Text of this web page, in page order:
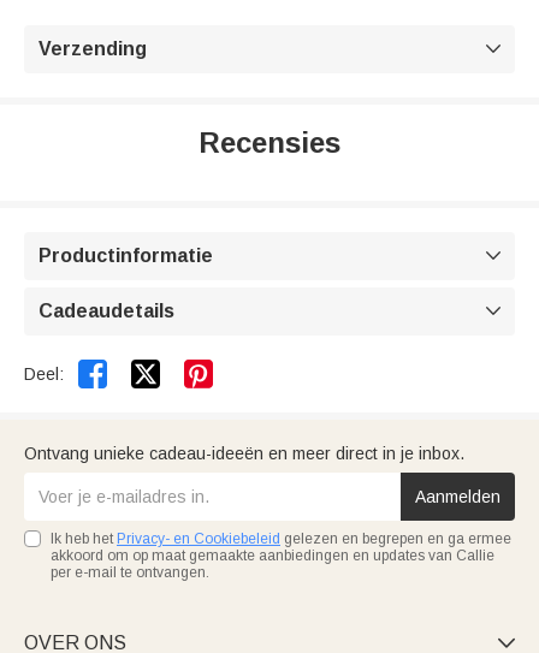
Verzending 
Recensies
Productinformatie 
Cadeaudetails 
Deel:  
Ontvang unieke cadeau-ideeën en meer direct in je inbox.
Aanmelden
Ik heb het Privacy- en Cookiebeleid gelezen en begrepen en ga ermee
akkoord om op maat gemaakte aanbiedingen en updates van Callie
per e-mail te ontvangen.
OVER ONS 